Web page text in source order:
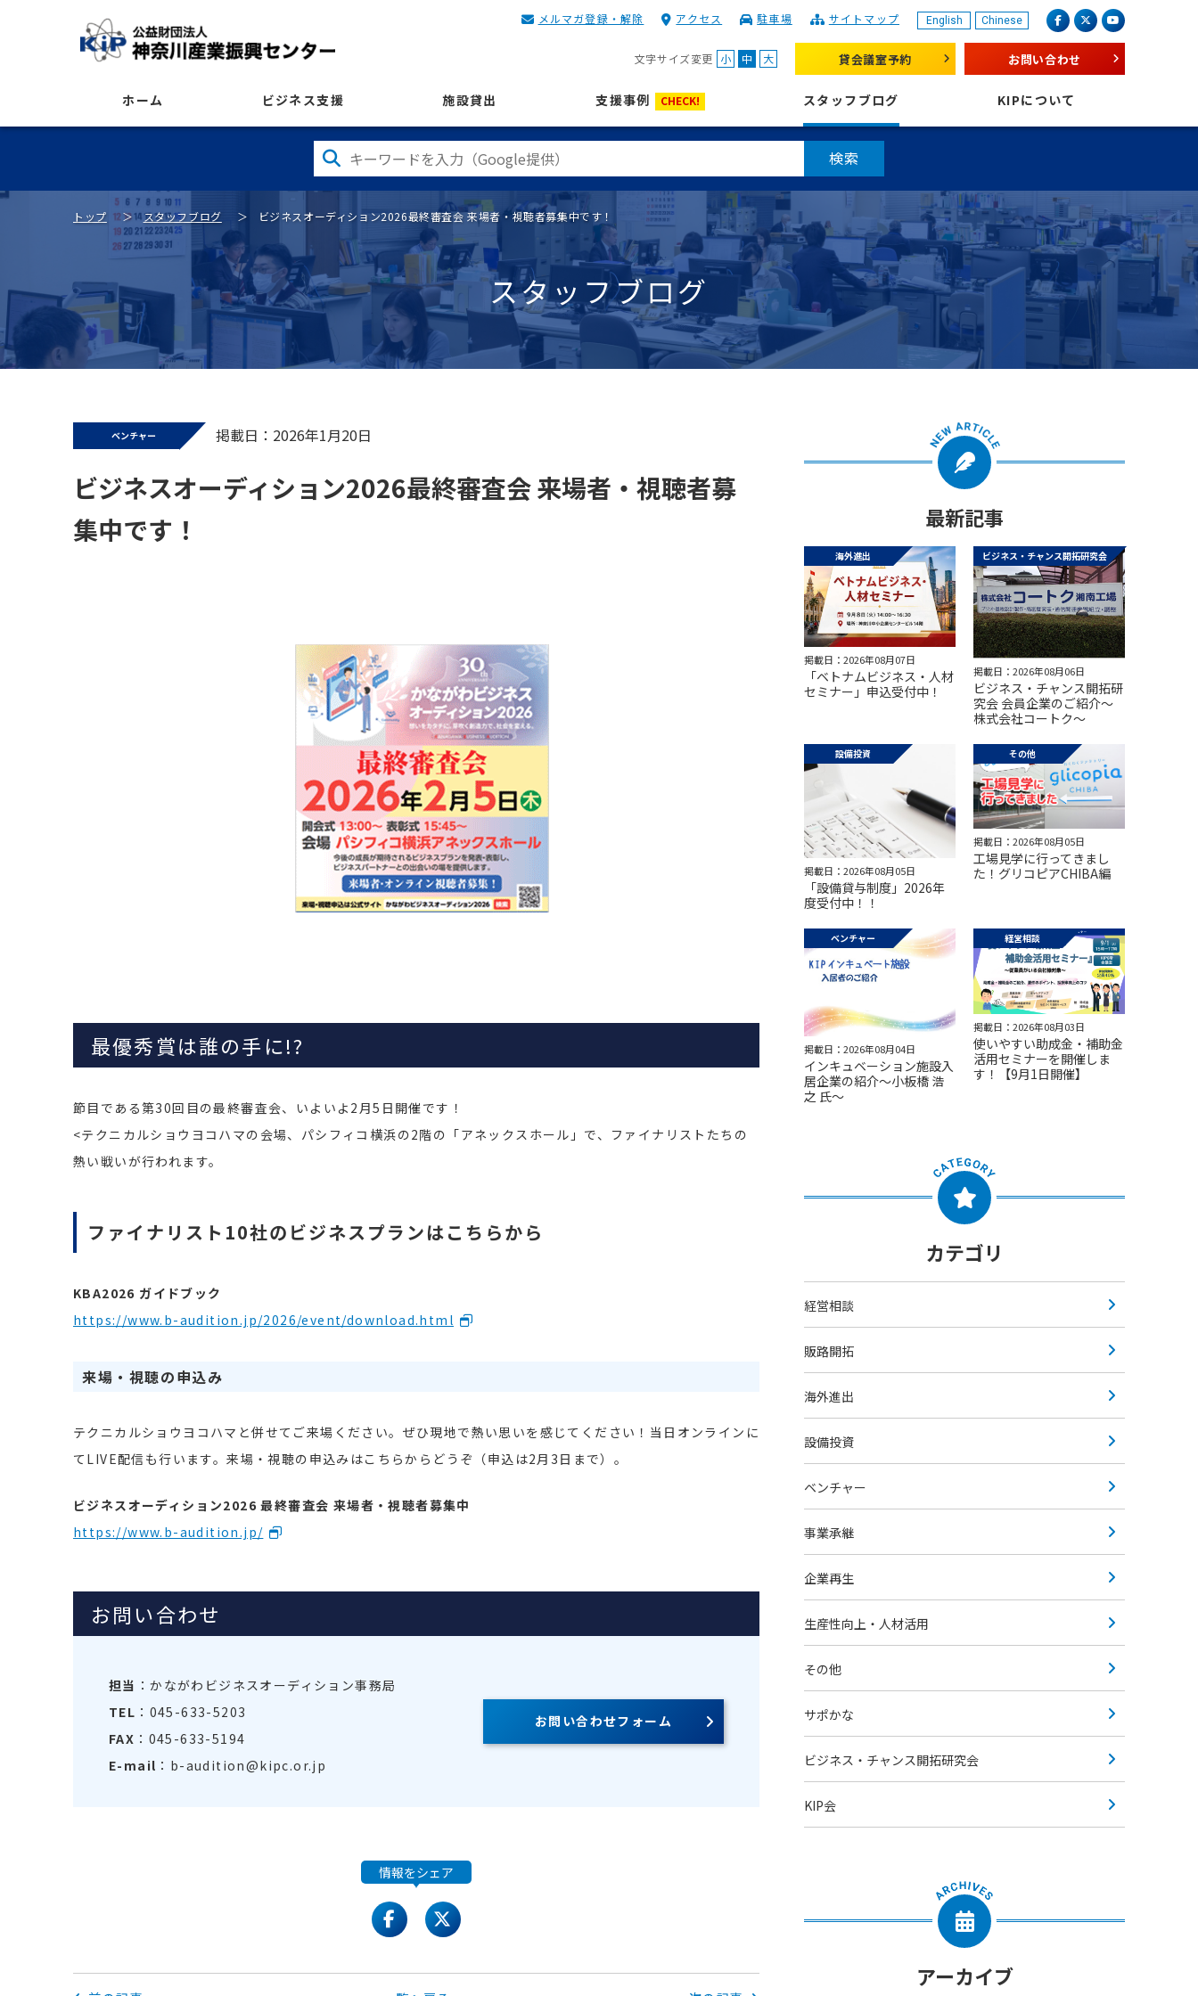
KIP | 公益財団法人 神奈川産業振興センター English Chinese facebookX（旧 twitter）
youtube
メルマガ登録・解除 アクセス 駐車場 サイトマップ
文字サイズ変更 小 中 大 貸会議室予約 お問い合わせ
ホーム ビジネス支援 施設貸出 支援事例 CHECK! スタッフブログ KIPについて
検索
トップ スタッフブログ ビジネスオーディション2026最終審査会 来場者・視聴者募集中です！
スタッフブログ
ベンチャー 掲載日：2026年1月20日
ビジネスオーディション2026最終審査会 来場者・視聴者募
集中です！
最優秀賞は誰の手に!?
節目である第30回目の最終審査会、いよいよ2月5日開催です！
<テクニカルショウヨコハマの会場、パシフィコ横浜の2階の「アネックスホール」で、ファイナリストたちの
熱い戦いが行われます。
ファイナリスト10社のビジネスプランはこちらから
KBA2026 ガイドブック
https://www.b-audition.jp/2026/event/download.html
来場・視聴の申込み
テクニカルショウヨコハマと併せてご来場ください。ぜひ現地で熱い思いを感じてください！当日オンラインに
てLIVE配信も行います。来場・視聴の申込みはこちらからどうぞ（申込は2月3日まで）。
ビジネスオーディション2026 最終審査会 来場者・視聴者募集中
https://www.b-audition.jp/
お問い合わせ
担当 ：かながわビジネスオーディション事務局
TEL ：045-633-5203
FAX ：045-633-5194
E-mail ：b-audition@kipc.or.jp
お問い合わせフォーム
情報をシェア
facebooktwitter
最新記事
海外進出
掲載日：2026年08月07日
「ベトナムビジネス・人材
セミナー」申込受付中！
ビジネス・チャンス開拓研究会
掲載日：2026年08月06日
ビジネス・チャンス開拓研
究会 会員企業のご紹介～
株式会社コートク～
設備投資
掲載日：2026年08月05日
「設備貸与制度」2026年
度受付中！！
その他
掲載日：2026年08月05日
工場見学に行ってきまし
た！グリコピアCHIBA編
ベンチャー
掲載日：2026年08月04日
インキュベーション施設入
居企業の紹介～小板橋 浩
之 氏～
経営相談
掲載日：2026年08月03日
使いやすい助成金・補助金
活用セミナーを開催しま
す！【9月1日開催】
カテゴリ
経営相談
販路開拓
海外進出
設備投資
ベンチャー
事業承継
企業再生
生産性向上・人材活用
その他
サポかな
ビジネス・チャンス開拓研究会
KIP会
アーカイブ